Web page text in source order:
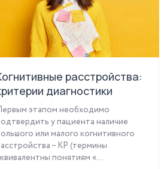
расстройства:
диагностики
этапом необходимо
у пациента наличие
или малого когнитивного
– КР (термины
понятиям «...